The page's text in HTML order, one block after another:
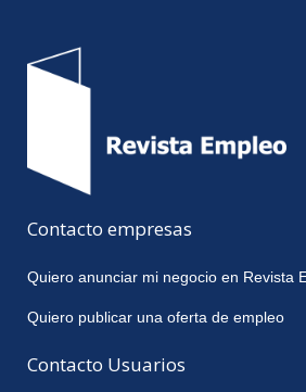
Contacto empresas
Quiero anunciar mi negocio en Revista
Quiero publicar una oferta de empleo
Contacto Usuarios